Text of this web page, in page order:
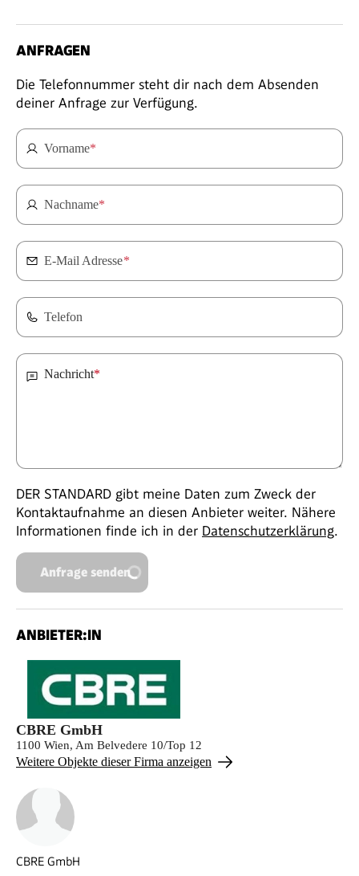
ANFRAGEN
Die Telefonnummer steht dir nach dem Absenden
deiner Anfrage zur Verfügung.
Vorname*
Nachname*
E-Mail Adresse*
Telefon
Nachricht*
DER STANDARD gibt meine Daten zum Zweck der
Kontaktaufnahme an diesen Anbieter weiter. Nähere
Informationen finde ich in der Datenschutzerklärung.
Anfrage senden
ANBIETER:IN
CBRE GmbH
1100 Wien, Am Belvedere 10/Top 12
Weitere Objekte dieser Firma anzeigen
CBRE GmbH